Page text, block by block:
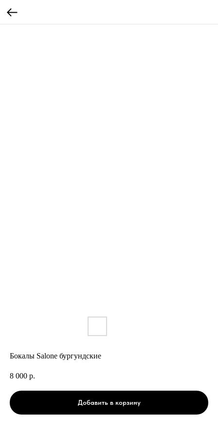
Бокалы Salone бургундские
8 000 р.
Добавить в корзину